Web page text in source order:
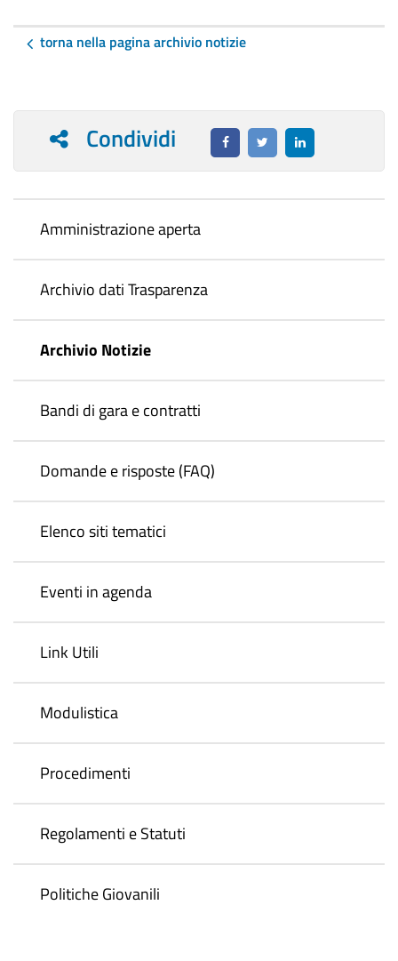
torna nella pagina archivio notizie
Condividi
Amministrazione aperta
Archivio dati Trasparenza
Archivio Notizie
Bandi di gara e contratti
Domande e risposte (FAQ)
Elenco siti tematici
Eventi in agenda
Link Utili
Modulistica
Procedimenti
Regolamenti e Statuti
Politiche Giovanili